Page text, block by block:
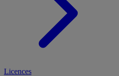
Licences